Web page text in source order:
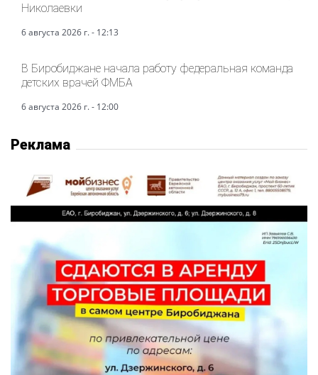
Николаевки
6 августа 2026 г. - 12:13
В Биробиджане начала работу федеральная команда
детских врачей ФМБА
6 августа 2026 г. - 12:00
Реклама